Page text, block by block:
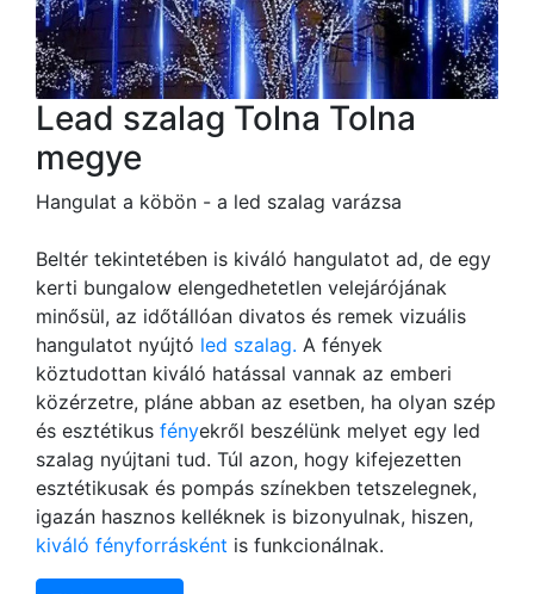
Lead szalag Tolna Tolna
megye
Hangulat a köbön - a led szalag varázsa
Beltér tekintetében is kiváló hangulatot ad, de egy
kerti bungalow elengedhetetlen velejárójának
minősül, az időtállóan divatos és remek vizuális
hangulatot nyújtó led szalag. A fények
köztudottan kiváló hatással vannak az emberi
közérzetre, pláne abban az esetben, ha olyan szép
és esztétikus fényekről beszélünk melyet egy led
szalag nyújtani tud. Túl azon, hogy kifejezetten
esztétikusak és pompás színekben tetszelegnek,
igazán hasznos kelléknek is bizonyulnak, hiszen,
kiváló fényforrásként is funkcionálnak.